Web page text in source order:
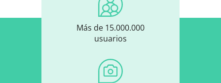
Más de 15.000.000
usuarios